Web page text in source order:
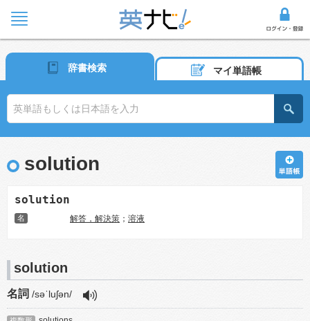
辞書検索 マイ単語帳
solution
solution
名 解答，解決策 ； 溶液
solution
名詞 /səˈluʃən/